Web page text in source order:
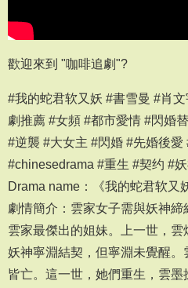
歡迎來到 "咖啡追劇"?
#我的蛇君软又妖 #書雪曼 #肖
劇推薦 #女頻 #都市愛情 #閃婚
#逆襲 #大女主 #閃婚 #先婚後愛
#chinesedrama #重生 #契约 #
Drama name：《我的蛇君软又
劇情簡介：雲家女子需與妖神
雲家最傑出的姐妹。上一世，
妖神寧淵結契，但寧淵未覺醒。
皆亡。這一世，她們重生，雲